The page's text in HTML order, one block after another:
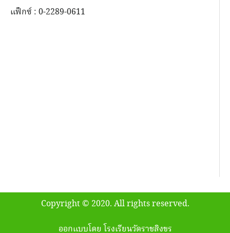
แฟ็กซ์ : 0-2289-0611
Copyright © 2020. All rights reserved.
ออกแบบโดย โรงเรียนวัดราชสิงขร